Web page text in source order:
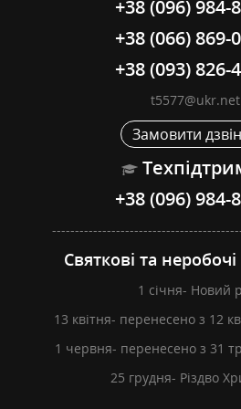
+38 (096) 984-
+38 (066) 869-
+38 (093) 826-
t5577@ukr.net
Замовити
+38 (096) 984-
Святкові та
1 січня- Новий
13 квітня- перенесено з 12
1 червня- перенесено з 31
25 грудня- Різдво